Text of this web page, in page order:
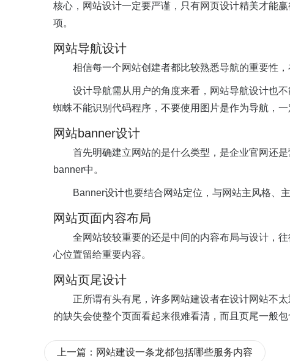
核心，网站设计一定要严谨，只有网页设计精美才能
项。
网站导航设计
相信每一个网站创建者都比较熟悉导航的重要性
设计导航需从用户的角度来看，网站导航设计也
蜘蛛不能识别代码程序，不要使用图片是作为导航，一
网站banner设计
首先明确建立网站的是什么类型，是企业官网还
banner中。
Banner设计也要结合网站定位，与网站主风格、
网站页面内容布局
全网站较较重要的还是中间的内容布局与设计，
心位置留给重要内容。
网站页尾设计
正所谓有头有尾，许多网站建设者在设计网站不
的缺失会使整个页面看起来很难看清，而且页尾一般
上一篇： 网站建设一条龙都包括哪些服务内容